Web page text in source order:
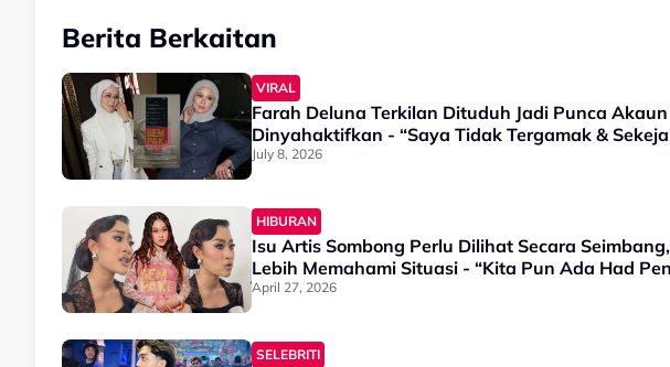
Berita Berkaitan
VIRAL
Farah Deluna Terkilan Dituduh Jadi Punca
Dinyahaktifkan - “Saya Tidak Tergamak &
July 8, 2026
HIBURAN
Isu Artis Sombong Perlu Dilihat Secara
Lebih Memahami Situasi - “Kita Pun Ada Had
April 27, 2026
SELEBRITI